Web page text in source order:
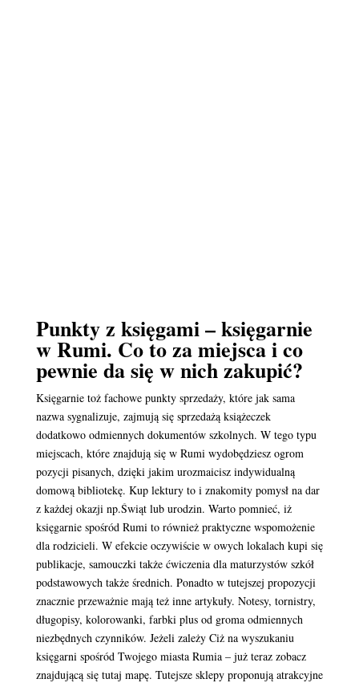
Punkty z księgami – księgarnie
w Rumi. Co to za miejsca i co
pewnie da się w nich zakupić?
Księgarnie toż fachowe punkty sprzedaży, które jak sama
nazwa sygnalizuje, zajmują się sprzedażą książeczek
dodatkowo odmiennych dokumentów szkolnych. W tego typu
miejscach, które znajdują się w Rumi wydobędziesz ogrom
pozycji pisanych, dzięki jakim urozmaicisz indywidualną
domową bibliotekę. Kup lektury to i znakomity pomysł na dar
z każdej okazji np.Świąt lub urodzin. Warto pomnieć, iż
księgarnie spośród Rumi to również praktyczne wspomożenie
dla rodzicieli. W efekcie oczywiście w owych lokalach kupi się
publikacje, samouczki także ćwiczenia dla maturzystów szkół
podstawowych także średnich. Ponadto w tutejszej propozycji
znacznie przeważnie mają też inne artykuły. Notesy, tornistry,
długopisy, kolorowanki, farbki plus od groma odmiennych
niezbędnych czynników. Jeżeli zależy Ciż na wyszukaniu
księgarni spośród Twojego miasta Rumia – już teraz zobacz
znajdującą się tutaj mapę. Tutejsze sklepy proponują atrakcyjne